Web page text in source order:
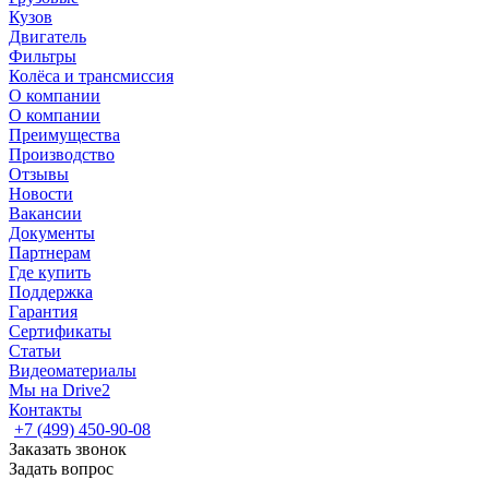
Кузов
Двигатель
Фильтры
Колёса и трансмиссия
О компании
О компании
Преимущества
Производство
Отзывы
Новости
Вакансии
Документы
Партнерам
Где купить
Поддержка
Гарантия
Сертификаты
Статьи
Видеоматериалы
Мы на Drive2
Контакты
+7 (499) 450-90-08
Заказать звонок
Задать вопрос